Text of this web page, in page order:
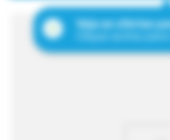
Veja as ofertas